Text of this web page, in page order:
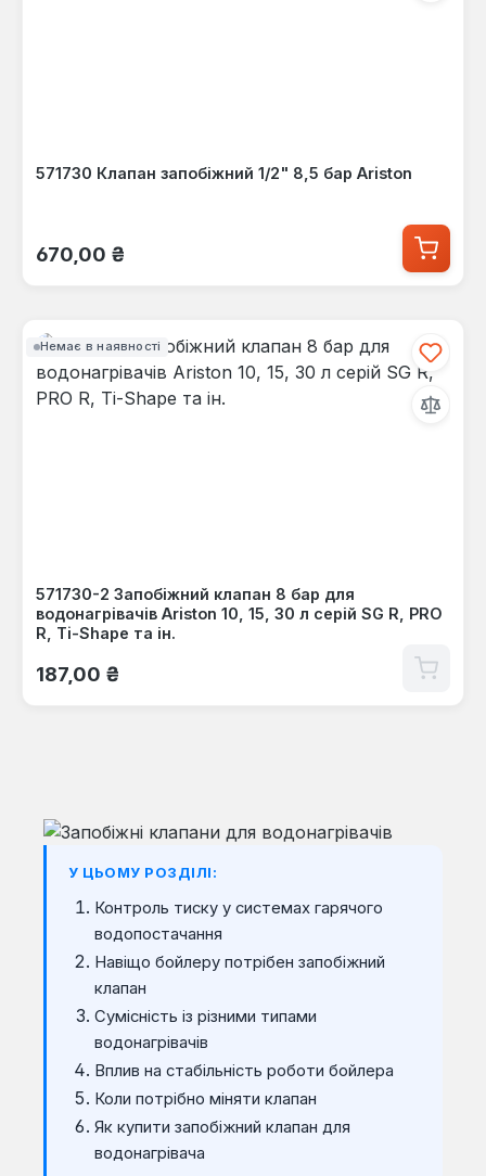
571730 Клапан запобіжний 1/2" 8,5 бар Ariston
Звичайна ціна:
670,00 ₴
Немає в наявності
571730-2 Запобіжний клапан 8 бар для
водонагрівачів Ariston 10, 15, 30 л серій SG R, PRO
R, Ti-Shape та ін.
Звичайна ціна:
187,00 ₴
У ЦЬОМУ РОЗДІЛІ:
Контроль тиску у системах гарячого
водопостачання
Навіщо бойлеру потрібен запобіжний
клапан
Сумісність із різними типами
водонагрівачів
Вплив на стабільність роботи бойлера
Коли потрібно міняти клапан
Як купити запобіжний клапан для
водонагрівача